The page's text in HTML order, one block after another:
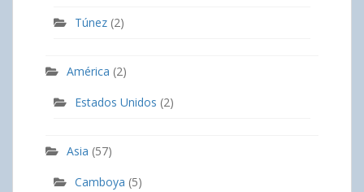
Túnez (2)
América (2)
Estados Unidos (2)
Asia (57)
Camboya (5)